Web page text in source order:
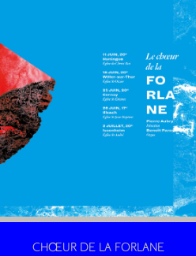
CHŒUR DE LA FORLANE